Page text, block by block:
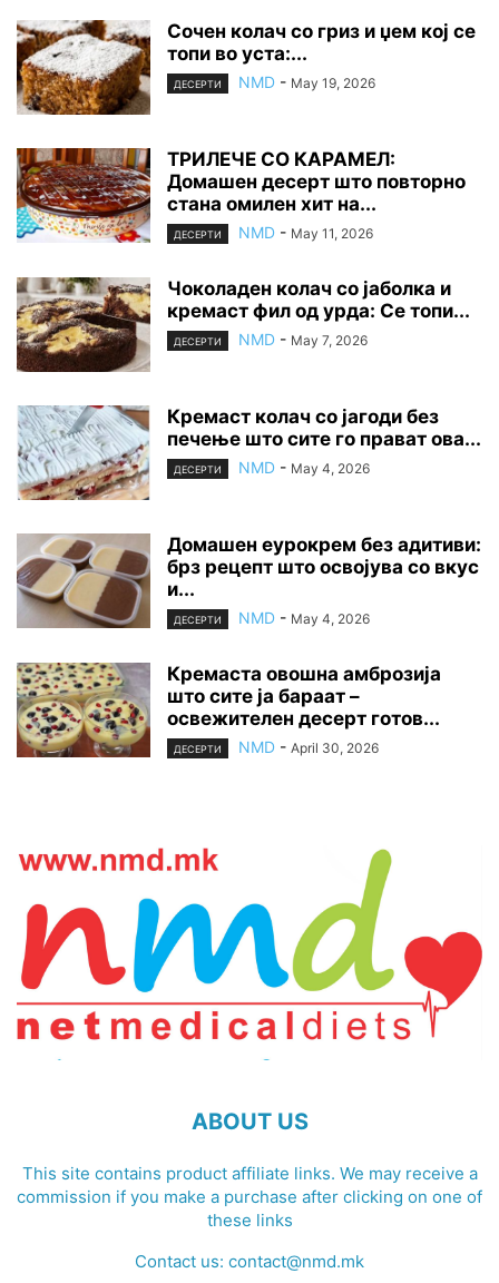
Сочен колач со гриз и џем кој се
топи во уста:...
ДЕСЕРТИ NMD - May 19, 2026
ТРИЛЕЧЕ СО КАРАМЕЛ:
Домашен десерт што повторно
стана омилен хит на...
ДЕСЕРТИ NMD - May 11, 2026
Чоколаден колач со јаболка и
кремаст фил од урда: Се топи...
ДЕСЕРТИ NMD - May 7, 2026
Кремаст колач со јагоди без
печење што сите го прават ова...
ДЕСЕРТИ NMD - May 4, 2026
Домашен еурокрем без адитиви:
брз рецепт што освојува со вкус
и...
ДЕСЕРТИ NMD - May 4, 2026
Кремаста овошна амброзија
што сите ја бараат –
освежителен десерт готов...
ДЕСЕРТИ NMD - April 30, 2026
ABOUT US
This site contains product affiliate links. We may receive a
commission if you make a purchase after clicking on one of
these links
Contact us: contact@nmd.mk